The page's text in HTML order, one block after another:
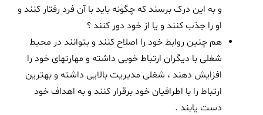
و به این درک برسند که چگونه باید با آن فرد رفتار کنند و
او را جذب کنند و یا از خود دور کنند ؟
هم چنین روابط خود را اصلاح کنند و بتوانند در محیط
شغلی با دیگران ارتباط خوبی داشته و مهارتهای خود را
افزایش دهند ، شغلی مدیریت بالایی داشته و بهترین
ارتباط را با اطرافیان خود برقرار کنند و به اهداف خود
دست یابند .